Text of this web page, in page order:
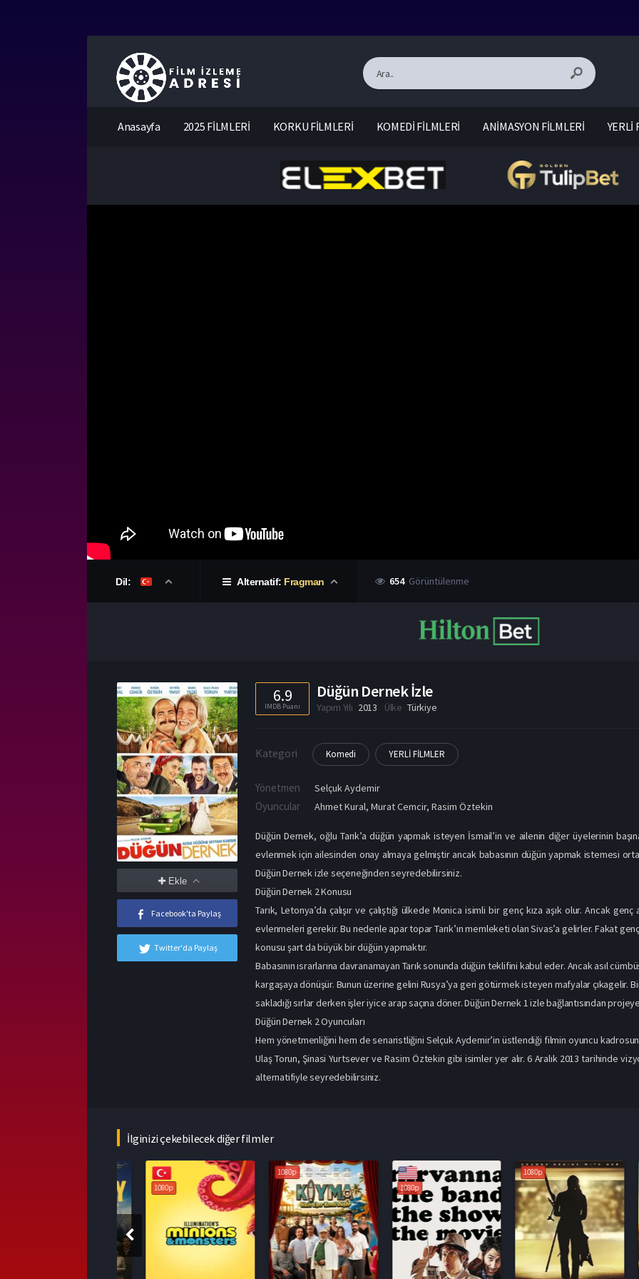
Anasayfa 2025 FİLMLERİ KORKU FİLMLERİ KOMEDİ FİLMLERİ ANİMASYON FİLMLERİ YERLİ
Dil: Alternatif: Fragman 654 Görüntülenme
Ekle
Facebook'ta Paylaş
Twitter'da Paylaş
6.9
IMDB Puanı
Düğün Dernek İzle
Yapım Yılı 2013 Ülke Türkiye
Kategori Komedi YERLİ FİLMLER
Yönetmen Selçuk Aydemir
Oyuncular Ahmet Kural,Murat Cemcir,Rasim Öztekin
Düğün Dernek, oğlu Tarık’a düğün yapmak isteyen İsmail’in ve ailenin diğer üyelerinin
evlenmek için ailesinden onay almaya gelmiştir ancak babasının düğün yapmak istemesi
Düğün Dernek izle seçeneğinden seyredebilirsiniz.
Düğün Dernek 2 Konusu
Tarık, Letonya’da çalışır ve çalıştığı ülkede Monica isimli bir genç kıza aşık olur. Ancak
evlenmeleri gerekir. Bu nedenle apar topar Tarık’ın memleketi olan Sivas’a gelirler. Fakat
konusu şart da büyük bir düğün yapmaktır.
Babasının ısrarlarına davranamayan Tarık sonunda düğün teklifini kabul eder. Ancak asıl
kargaşaya dönüşür. Bunun üzerine gelini Rusya’ya geri götürmek isteyen mafyalar çıkagelir.
sakladığı sırlar derken işler iyice arap saçına döner. Düğün Dernek 1 izle bağlantısından
Düğün Dernek 2 Oyuncuları
Hem yönetmenliğini hem de senaristliğini Selçuk Aydemir’in üstlendiği filmin oyuncu
Ulaş Torun, Şinasi Yurtsever ve Rasim Öztekin gibi isimler yer alır. 6 Aralık 2013 tarihinde
alternatifiyle seyredebilirsiniz.
İlginizi çekebilecek diğer filmler
1080p
1080p
1080p
1080p 1080p